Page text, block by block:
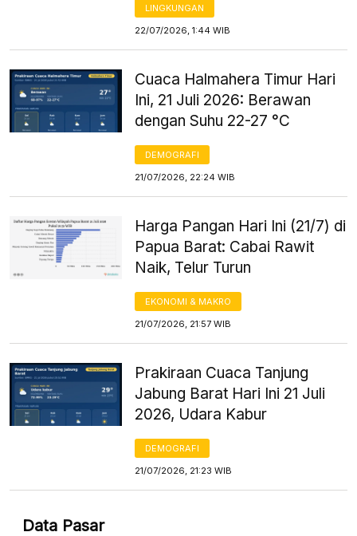
LINGKUNGAN
22/07/2026, 1:44 WIB
Cuaca Halmahera Timur Hari
Ini, 21 Juli 2026: Berawan
dengan Suhu 22-27 °C
DEMOGRAFI
21/07/2026, 22:24 WIB
Harga Pangan Hari Ini (21/7) di
Papua Barat: Cabai Rawit
Naik, Telur Turun
EKONOMI & MAKRO
21/07/2026, 21:57 WIB
Prakiraan Cuaca Tanjung
Jabung Barat Hari Ini 21 Juli
2026, Udara Kabur
DEMOGRAFI
21/07/2026, 21:23 WIB
Data Pasar